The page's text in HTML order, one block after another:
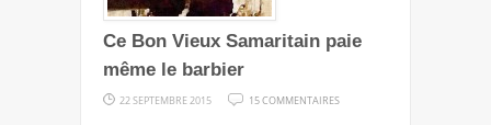
Ce Bon Vieux Samaritain paie
même le barbier
22 SEPTEMBRE 2015 15 COMMENTAIRES